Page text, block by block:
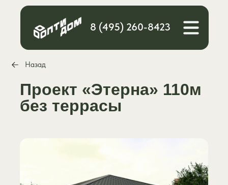
стоимости
8 (495) 260-8423
Назад
Проект «Этерна» 110м
без террасы